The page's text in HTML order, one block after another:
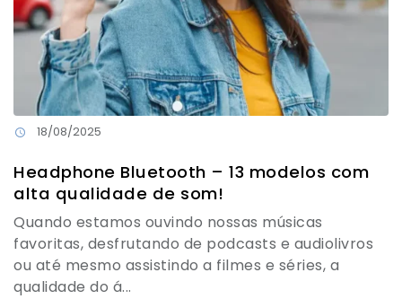
18/08/2025
Headphone Bluetooth – 13 modelos com
alta qualidade de som!
Quando estamos ouvindo nossas músicas
favoritas, desfrutando de podcasts e audiolivros
ou até mesmo assistindo a filmes e séries, a
qualidade do á...